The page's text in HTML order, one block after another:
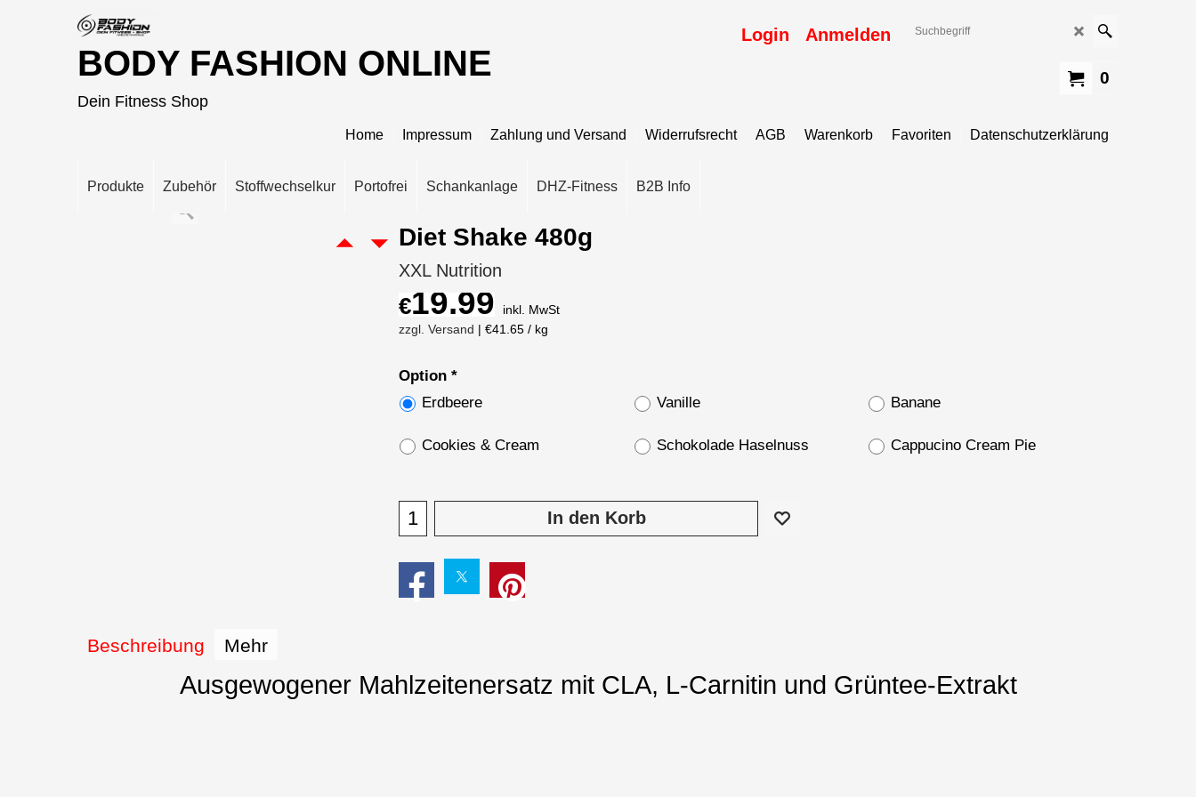
BODY FASHION ONLINE
Dein Fitness Shop
Login Anmelden
0
Home Impressum Zahlung und Versand Widerrufsrecht AGB Warenkorb Favoriten Datenschutzerklärung
Produkte Zubehör Stoffwechselkur Portofrei Schankanlage DHZ-Fitness B2B Info
Diet Shake 480g
XXL Nutrition
€19.99
inkl. MwSt
zzgl. Versand
€41.65 / kg
Option *
Erdbeere
Vanille Banane
Cookies & Cream Schokolade Haselnuss Cappucino Cream Pie
In den Korb
Beschreibung Mehr
Ausgewogener Mahlzeitenersatz mit CLA, L-Carnitin und Grüntee-Extrakt